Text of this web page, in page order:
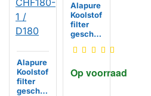
Alapure
Koolstof
filter
geschik
Op voorraad
Alapure
Koolstof
filter
geschik
Gorenje
008655